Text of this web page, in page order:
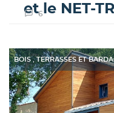
6
et le NET-
terrasse en bois,
effet elle a sans doute
BOIS,TERRASSES ET